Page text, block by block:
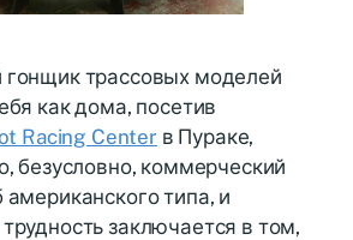
трассовых моделей
как дома, посетив
Racing Center в Пураке,
безусловно, коммерческий
американского типа, и
заключается в том,